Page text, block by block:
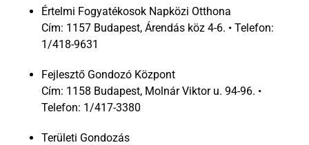
Értelmi Fogyatékosok Napközi Otthona
Cím: 1157 Budapest, Árendás köz 4-6. • Telefon:
1/418-9631
Fejlesztő Gondozó Központ
Cím: 1158 Budapest, Molnár Viktor u. 94-96. •
Telefon: 1/417-3380
Területi Gondozás